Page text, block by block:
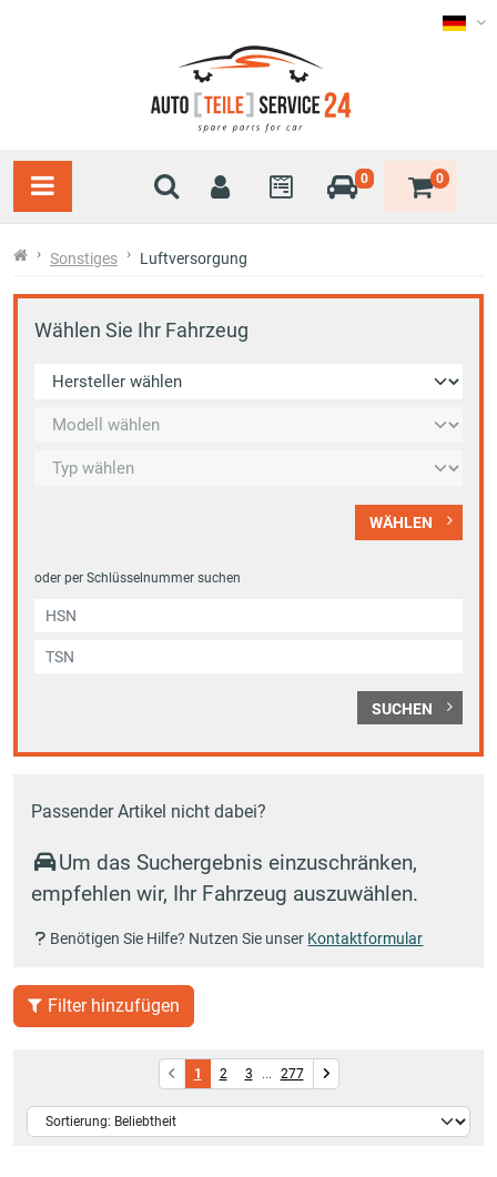
0 0
Sonstiges Luftversorgung
Wählen Sie Ihr Fahrzeug
WÄHLEN
oder per Schlüsselnummer suchen
SUCHEN
Passender Artikel nicht dabei?
Um das Suchergebnis einzuschränken,
empfehlen wir, Ihr Fahrzeug auszuwählen.
Benötigen Sie Hilfe? Nutzen Sie unser Kontaktformular
Filter hinzufügen
1 2 3 ... 277